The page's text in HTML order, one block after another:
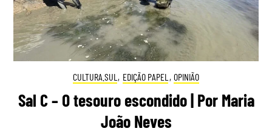
CULTURA.SUL , EDIÇÃO PAPEL , OPINIÃO
Sal C – O tesouro escondido | Por Maria
João Neves